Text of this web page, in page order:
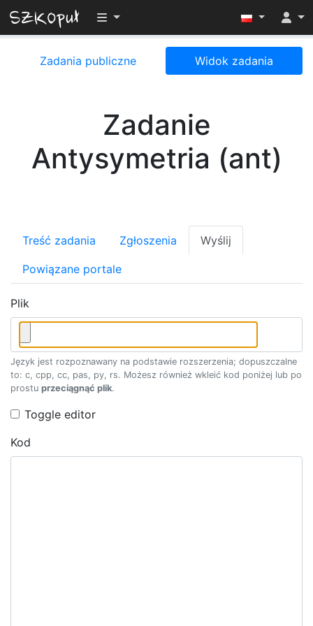
Przełącz widoczność menu
Zadania publiczne Widok zadania
Zadanie
Antysymetria (ant)
Treść zadania Zgłoszenia Wyślij
Powiązane portale
Plik
Język jest rozpoznawany na podstawie rozszerzenia; dopuszczalne
to: c, cpp, cc, pas, py, rs. Możesz również wkleić kod poniżej lub po
prostu przeciągnąć plik.
Toggle editor
Kod